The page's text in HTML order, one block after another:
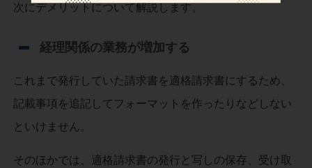
次にデメリットについて解説します。
経理関係の業務が増加する
これまで発行していた請求書を適格請求書にするため、
記載事項を追記してフォーマットを作ったりなどしない
といけません。
そのほかでは、適格請求書の発行と写しの保存、受け取